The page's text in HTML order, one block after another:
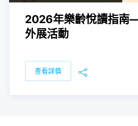
2026年樂齡悅讀指南
外展活動
查看詳情